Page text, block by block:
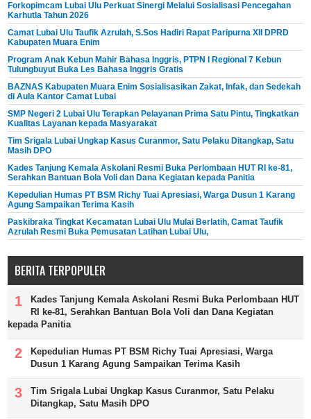
Forkopimcam Lubai Ulu Perkuat Sinergi Melalui Sosialisasi Pencegahan
Karhutla Tahun 2026
Camat Lubai Ulu Taufik Azrulah, S.Sos Hadiri Rapat Paripurna XII DPRD
Kabupaten Muara Enim
Program Anak Kebun Mahir Bahasa Inggris, PTPN I Regional 7 Kebun
Tulungbuyut Buka Les Bahasa Inggris Gratis
BAZNAS Kabupaten Muara Enim Sosialisasikan Zakat, Infak, dan Sedekah
di Aula Kantor Camat Lubai
SMP Negeri 2 Lubai Ulu Terapkan Pelayanan Prima Satu Pintu, Tingkatkan
Kualitas Layanan kepada Masyarakat
Tim Srigala Lubai Ungkap Kasus Curanmor, Satu Pelaku Ditangkap, Satu
Masih DPO
Kades Tanjung Kemala Askolani Resmi Buka Perlombaan HUT RI ke-81,
Serahkan Bantuan Bola Voli dan Dana Kegiatan kepada Panitia
Kepedulian Humas PT BSM Richy Tuai Apresiasi, Warga Dusun 1 Karang
Agung Sampaikan Terima Kasih
Paskibraka Tingkat Kecamatan Lubai Ulu Mulai Berlatih, Camat Taufik
Azrulah Resmi Buka Pemusatan Latihan Lubai Ulu,
BERITA TERPOPULER
Kades Tanjung Kemala Askolani Resmi Buka Perlombaan HUT
RI ke-81, Serahkan Bantuan Bola Voli dan Dana Kegiatan
kepada Panitia
Kepedulian Humas PT BSM Richy Tuai Apresiasi, Warga
Dusun 1 Karang Agung Sampaikan Terima Kasih
Tim Srigala Lubai Ungkap Kasus Curanmor, Satu Pelaku
Ditangkap, Satu Masih DPO